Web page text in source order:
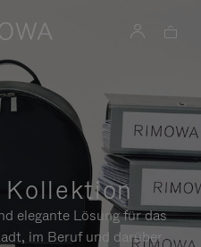
elegante Lösung für das
im Beruf und darüber